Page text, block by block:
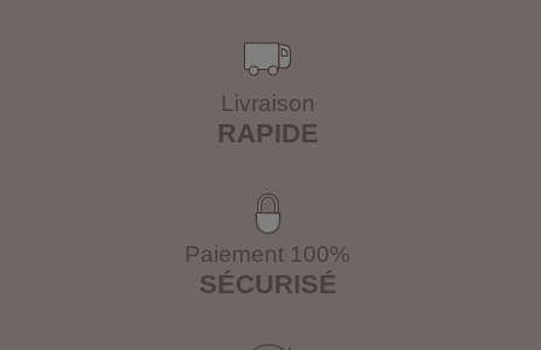
Livraison
RAPIDE
Paiement 100%
SÉCURISÉ